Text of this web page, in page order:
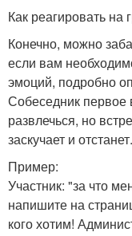
Как реагировать
Конечно, можно
если вам
эмоций, подробно
Собеседник первое
развлечься, но
заскучает и отстанет.
Пример:
Участник: "за что
напишите на
кого хотим!